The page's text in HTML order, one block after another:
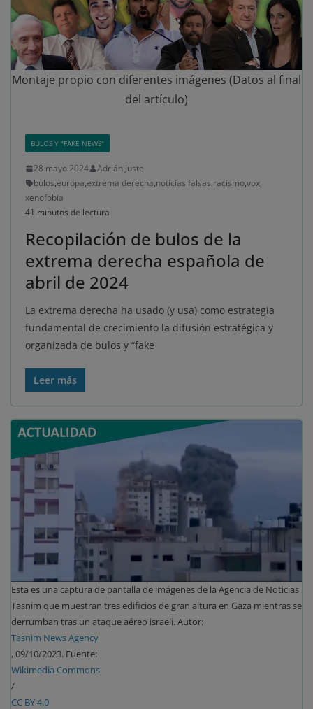
Montaje propio con diferentes imágenes (Datos al final
del artículo)
BULOS Y "FAKE NEWS"
28 mayo 2024
Adrián Juste
bulos,europa,extrema derecha,noticias falsas,racismo,vox,
xenofobia
41 minutos de lectura
Recopilación de bulos de la
extrema derecha española de
abril de 2024
La extrema derecha ha usado (y usa) como estrategia
fundamental de crecimiento la difusión estratégica y
organizada de bulos y “fake
Leer más
Esta es una captura de pantalla de imágenes de la Agencia de Noticias
Tasnim que muestran tres edificios de gran altura en Gaza mientras se
derrumban tras un ataque aéreo israelí. Autor:
Tasnim News Agency
, 09/10/2023. Fuente:
Wikimedia Commons
/
CC BY 4.0